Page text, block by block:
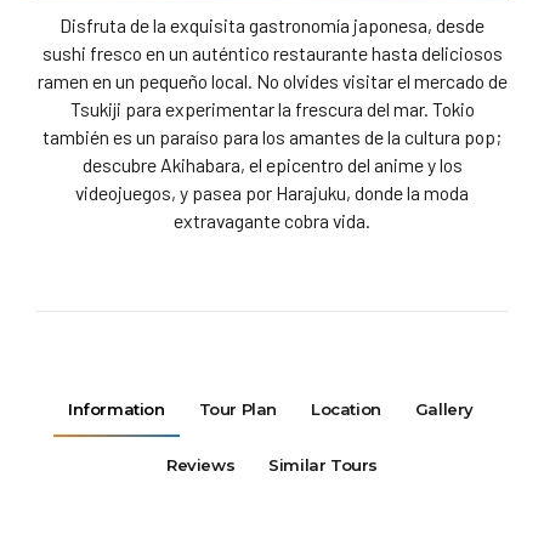
Disfruta de la exquisita gastronomía japonesa, desde
sushi fresco en un auténtico restaurante hasta deliciosos
ramen en un pequeño local. No olvides visitar el mercado de
Tsukiji para experimentar la frescura del mar. Tokio
también es un paraíso para los amantes de la cultura pop;
descubre Akihabara, el epicentro del anime y los
videojuegos, y pasea por Harajuku, donde la moda
extravagante cobra vida.
Information Tour Plan Location Gallery
Reviews Similar Tours